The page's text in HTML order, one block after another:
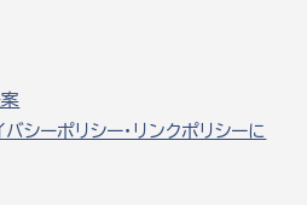
シーポリシー・リンクポリシーに